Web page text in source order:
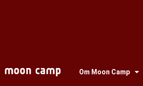
Om Moon Camp